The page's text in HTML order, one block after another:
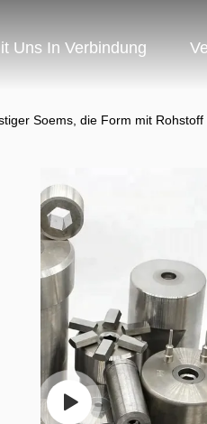
Uns In Verbindung
Soems, die Form mit Rohstoff